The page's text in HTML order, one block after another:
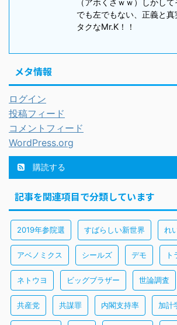
（アホくさｗｗ）しかし
でも左でもない、正義と
タクなMr.K！！
メタ情報
ログイン
投稿フィード
コメントフィード
WordPress.org
購読する
記事を関連項目で分類しています
2019年参院選 すばらしい新世界 れ
アベノミクス シールズ デモ ト
ネトウヨ ビッグブラザー 世論調査
共産党 共謀罪 内閣支持率 加計